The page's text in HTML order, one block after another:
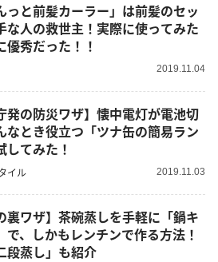
っと前髪カーラー」は前髪のセッ
な人の救世主！実際に使ってみた
優秀だった！！
2019.11.04
発の防災ワザ】懐中電灯が電池切
とき役立つ「ツナ缶の簡易ラン
してみた！
イル 2019.11.03
裏ワザ】茶碗蒸しを手軽に「鍋キ
で、しかもレンチンで作る方法！
段蒸し」も紹介